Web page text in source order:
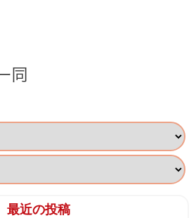
同
最近の投稿